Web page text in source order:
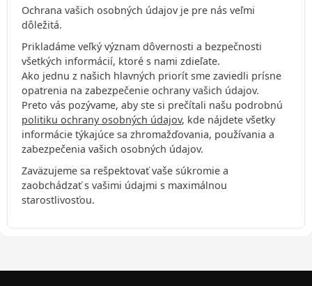
Ochrana vašich osobných údajov je pre nás veľmi
dôležitá.
Prikladáme veľký význam dôvernosti a bezpečnosti
všetkých informácií, ktoré s nami zdieľate.
Ako jednu z našich hlavných priorít sme zaviedli prísne
opatrenia na zabezpečenie ochrany vašich údajov.
Preto vás pozývame, aby ste si prečítali našu podrobnú
politiku ochrany osobných údajov, kde nájdete všetky
informácie týkajúce sa zhromažďovania, používania a
zabezpečenia vašich osobných údajov.
Zaväzujeme sa rešpektovať vaše súkromie a
zaobchádzať s vašimi údajmi s maximálnou
starostlivosťou.